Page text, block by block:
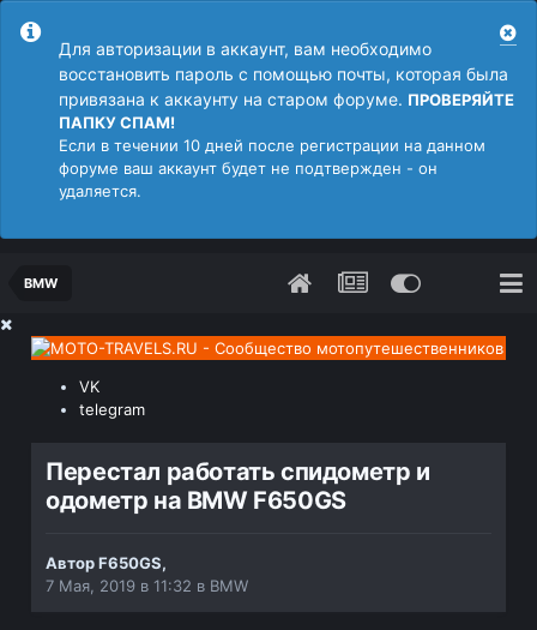
Для авторизации в аккаунт, вам необходимо
восстановить пароль с помощью почты, которая была
привязана к аккаунту на старом форуме. ПРОВЕРЯЙТЕ
ПАПКУ СПАМ!
Если в течении 10 дней после регистрации на данном
форуме ваш аккаунт будет не подтвержден - он
удаляется.
BMW
VK
telegram
Перестал работать спидометр и
одометр на BMW F650GS
АвторF650GS,
7 Мая, 2019 в 11:32 в BMW